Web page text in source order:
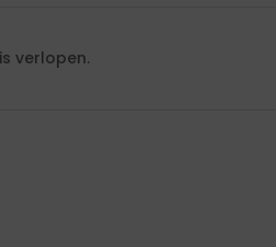
verlopen.